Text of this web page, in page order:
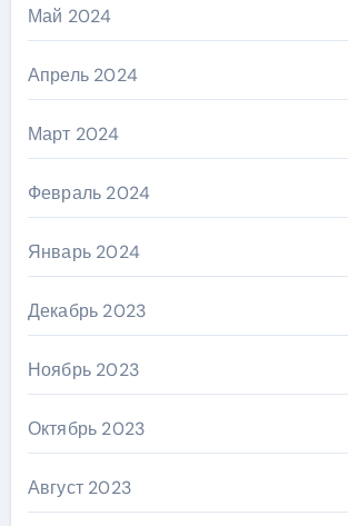
Май 2024
Апрель 2024
Март 2024
Февраль 2024
Январь 2024
Декабрь 2023
Ноябрь 2023
Октябрь 2023
Август 2023